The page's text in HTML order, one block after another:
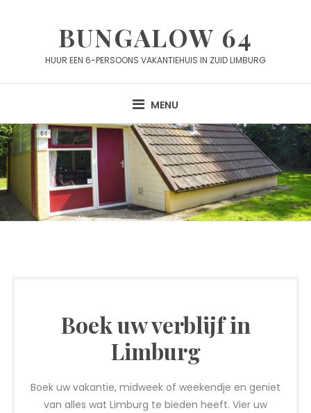
BUNGALOW 64
HUUR EEN 6-PERSOONS VAKANTIEHUIS IN ZUID LIMBURG
MENU
Boek uw verblijf in
Limburg
Boek uw vakantie, midweek of weekendje en geniet
van alles wat Limburg te bieden heeft. Vier uw